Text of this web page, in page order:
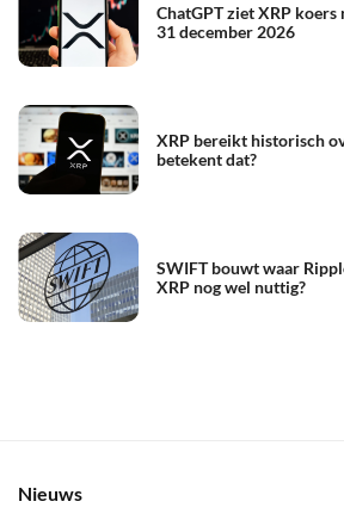
ChatGPT ziet XRP
31 december 2026
XRP bereikt historisch
betekent dat?
SWIFT bouwt waar
XRP nog wel nuttig?
Nieuws